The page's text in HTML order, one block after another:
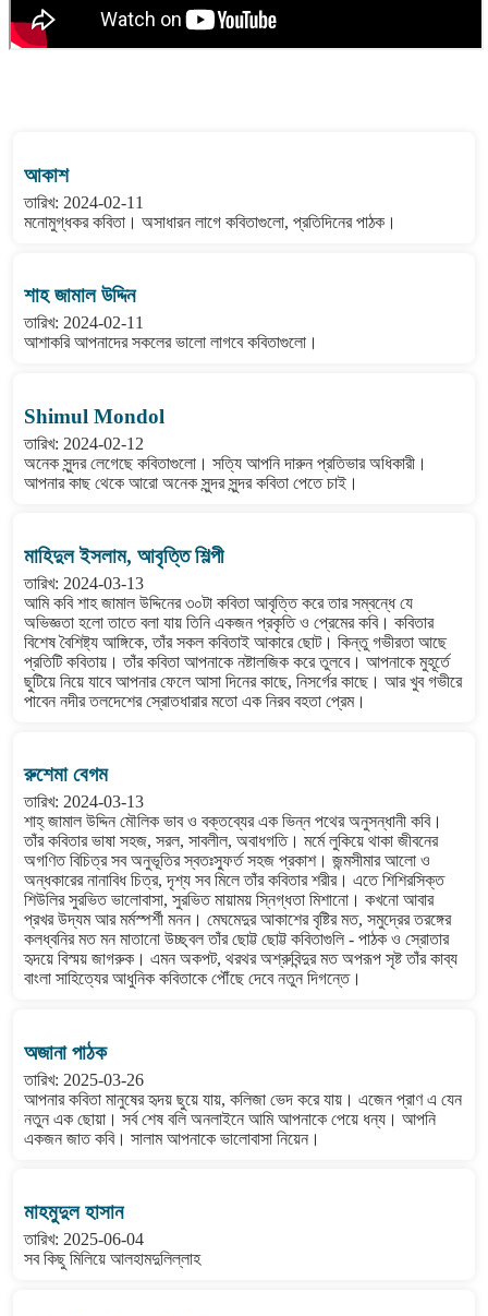
আকাশ
তারিখ: 2024-02-11
মনোমুগ্ধকর কবিতা। অসাধারন লাগে কবিতাগুলো, প্রতিদিনের পাঠক।
শাহ জামাল উদ্দিন
তারিখ: 2024-02-11
আশাকরি আপনাদের সকলের ভালো লাগবে কবিতাগুলো।
Shimul Mondol
তারিখ: 2024-02-12
অনেক সুন্দর লেগেছে কবিতাগুলো। সত্যি আপনি দারুন প্রতিভার অধিকারী।
আপনার কাছ থেকে আরো অনেক সুন্দর সুন্দর কবিতা পেতে চাই।
মাহিদুল ইসলাম, আবৃত্তি শিল্পী
তারিখ: 2024-03-13
আমি কবি শাহ জামাল উদ্দিনের ৩০টা কবিতা আবৃত্তি করে তার সম্বন্ধে যে
অভিজ্ঞতা হলো তাতে বলা যায় তিনি একজন প্রকৃতি ও প্রেমের কবি। কবিতার
বিশেষ বৈশিষ্ট্য আঙ্গিকে, তাঁর সকল কবিতাই আকারে ছোট। কিন্তু গভীরতা আছে
প্রতিটি কবিতায়। তাঁর কবিতা আপনাকে নষ্টালজিক করে তুলবে। আপনাকে মুহূর্তে
ছুটিয়ে নিয়ে যাবে আপনার ফেলে আসা দিনের কাছে, নিসর্গের কাছে। আর খুব গভীরে
পাবেন নদীর তলদেশের স্রোতধারার মতো এক নিরব বহতা প্রেম।
রুশেমা বেগম
তারিখ: 2024-03-13
শাহ্ জামাল উদ্দিন মৌলিক ভাব ও বক্তব্যের এক ভিন্ন পথের অনুসন্ধানী কবি।
তাঁর কবিতার ভাষা সহজ, সরল, সাবলীল, অবাধগতি। মর্মে লুকিয়ে থাকা জীবনের
অগণিত বিচিত্র সব অনুভূতির স্বতঃস্ফুর্ত সহজ প্রকাশ। জন্মসীমার আলো ও
অন্ধকারের নানাবিধ চিত্র, দৃশ্য সব মিলে তাঁর কবিতার শরীর। এতে শিশিরসিক্ত
শিউলির সুরভিত ভালোবাসা, সুরভিত মায়াময় স্নিগ্ধতা মিশানো। কখনো আবার
প্রখর উদ্যম আর মর্মস্পর্শী মনন। মেঘমেদুর আকাশের বৃষ্টির মত, সমুদ্রের তরঙ্গের
কলধ্বনির মত মন মাতানো উচ্ছ্বল তাঁর ছোট্ট ছোট্ট কবিতাগুলি - পাঠক ও স্রোতার
হৃদয়ে বিস্ময় জাগরুক। এমন অকপট, থরথর অশ্রুবিন্দুর মত অপরূপ সৃষ্ট তাঁর কাব্য
বাংলা সাহিত্যের আধুনিক কবিতাকে পৌঁছে দেবে নতুন দিগন্তে।
অজানা পাঠক
তারিখ: 2025-03-26
আপনার কবিতা মানুষের হৃদয় ছুয়ে যায়, কলিজা ভেদ করে যায়। এজেন প্রাণ এ যেন
নতুন এক ছোয়া। সর্ব শেষ বলি অনলাইনে আমি আপনাকে পেয়ে ধন্য। আপনি
একজন জাত কবি। সালাম আপনাকে ভালোবাসা নিয়েন।
মাহমুদুল হাসান
তারিখ: 2025-06-04
সব কিছু মিলিয়ে আলহামদুলিল্লাহ